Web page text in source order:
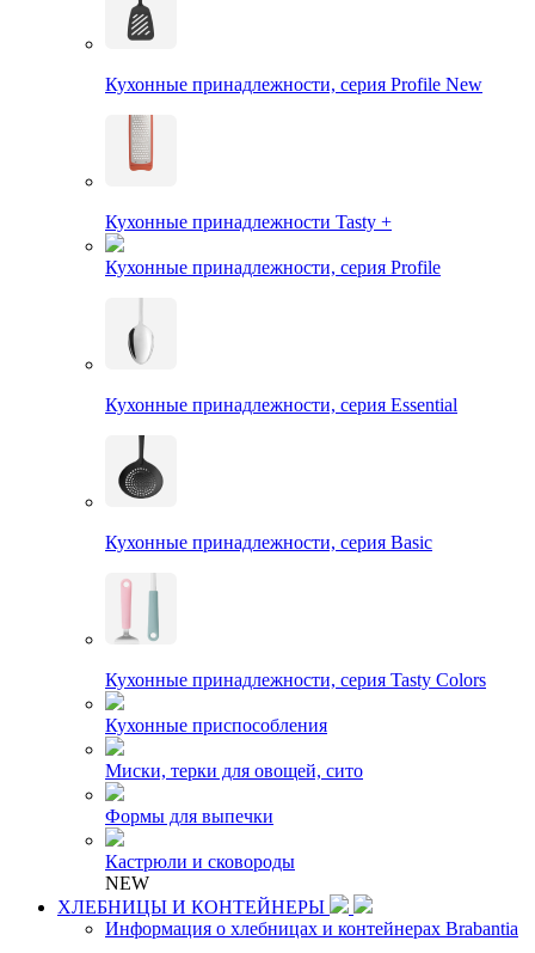
Кухонные принадлежности, серия Profile New
Кухонные принадлежности Tasty +
Кухонные принадлежности, серия Profile
Кухонные принадлежности, серия Essential
Кухонные принадлежности, серия Basic
Кухонные принадлежности, серия Tasty Colors
Кухонные приспособления
Миски, терки для овощей, сито
Формы для выпечки
Кастрюли и сковороды
NEW
ХЛЕБНИЦЫ И КОНТЕЙНЕРЫ
Информация о хлебницах и контейнерах Brabantia